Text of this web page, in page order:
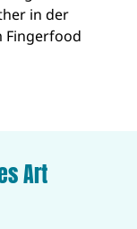
in der
Fingerfood
Art